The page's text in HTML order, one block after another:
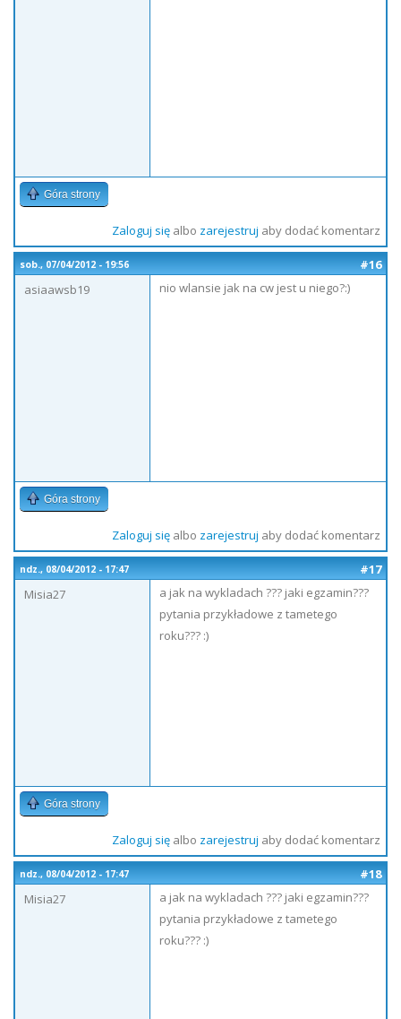
Góra strony
Zaloguj sięalbo zarejestruj aby dodać komentarz
sob., 07/04/2012 - 19:56
#16
asiaawsb19
nio wlansie jak na cw jest u niego?:)
Góra strony
Zaloguj sięalbo zarejestruj aby dodać komentarz
ndz., 08/04/2012 - 17:47
#17
Misia27
a jak na wykladach ??? jaki egzamin???
pytania przykładowe z tametego
roku??? :)
Góra strony
Zaloguj sięalbo zarejestruj aby dodać komentarz
ndz., 08/04/2012 - 17:47
#18
Misia27
a jak na wykladach ??? jaki egzamin???
pytania przykładowe z tametego
roku??? :)